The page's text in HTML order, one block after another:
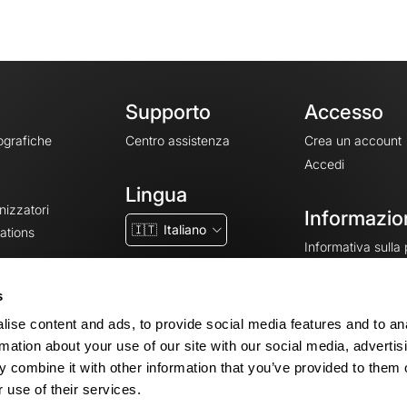
content and ads, to provide social media features and to
about your use of our site with our social media,
combine it with other information that you’ve provided to them
use of their services.
Supporto
Centro assistenza
Lingua
🇮🇹 Italiano
Accesso
Crea un account
Accedi
Informativa sulla
Impostazioni dei